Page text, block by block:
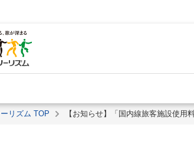
リズム TOP 【お知らせ】「国内線旅客施設使用